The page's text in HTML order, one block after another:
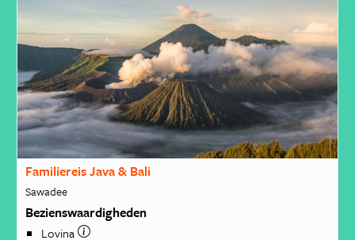
Familiereis Java & Bali
Sawadee
Bezienswaardigheden
Lovina